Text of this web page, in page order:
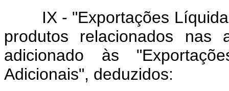
IX - "Exportações
produtos relacionados nas
adicionado às
Adicionais", deduzidos: